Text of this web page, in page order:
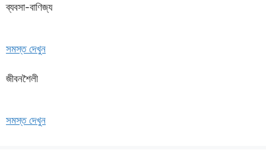
ব্যবসা-বাণিজ্য
সমস্ত দেখুন
জীবনশৈলী
সমস্ত দেখুন